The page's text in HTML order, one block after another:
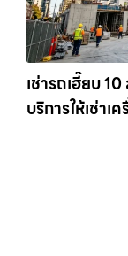
เช่ารถเฮี๊ยบ
บริการให้เช่า